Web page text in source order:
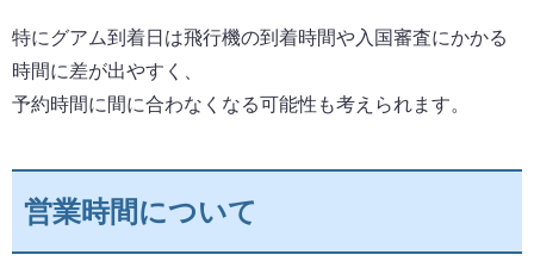
特にグアム到着日は飛行機の到着時間や入国審査にかかる
時間に差が出やすく、
予約時間に間に合わなくなる可能性も考えられます。
営業時間について